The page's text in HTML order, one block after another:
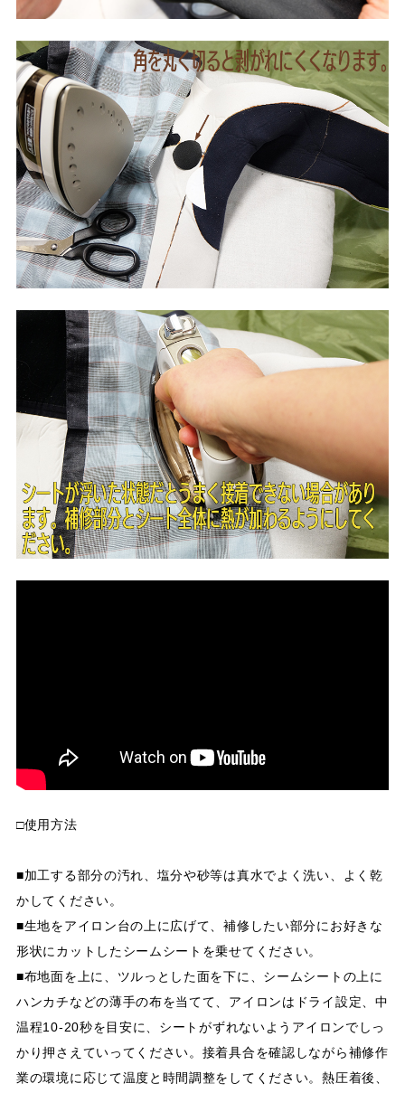
□使用方法
■加工する部分の汚れ、塩分や砂等は真水でよく洗い、よく乾
かしてください。
■生地をアイロン台の上に広げて、補修したい部分にお好きな
形状にカットしたシームシートを乗せてください。
■布地面を上に、ツルっとした面を下に、シームシートの上に
ハンカチなどの薄手の布を当てて、アイロンはドライ設定、中
温程10-20秒を目安に、シートがずれないようアイロンでしっ
かり押さえていってください。接着具合を確認しながら補修作
業の環境に応じて温度と時間調整をしてください。熱圧着後、